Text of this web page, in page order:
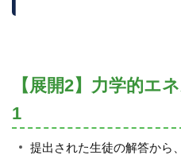
【展開2】力学的エ
1
提出された生徒の解答から